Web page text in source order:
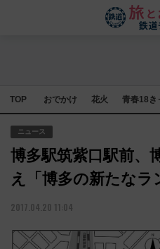
TOP おでかけ 花火 青春18き
ニュース
博多駅筑紫口駅前、
え「博多の新たなラ
2017.04.20 11:04